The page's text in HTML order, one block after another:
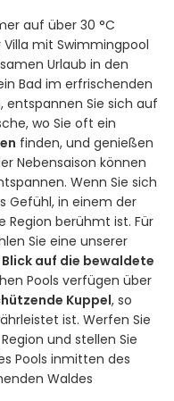
auf über 30 °C
mit Swimmingpool
Urlaub in den
Bad im erfrischenden
entspannen Sie sich auf
wo Sie oft ein
finden, und genießen
Nebensaison können
Wenn Sie sich
Gefühl, in einem der
Region berühmt ist. Für
Sie eine unserer
auf die bewaldete
Pools verfügen über
Kuppel, so
ist. Werfen Sie
und stellen Sie
Pools inmitten des
Waldes